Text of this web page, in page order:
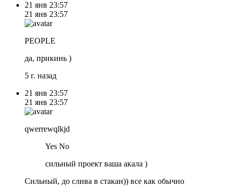
21 янв 23:57
21 янв 23:57
PEOPLE
да, прикинь )
5 г. назад
21 янв 23:57
21 янв 23:57
qwerrewqlkjd
Yes No
сильный проект ваша акала )
Сильный, до слива в стакан)) все как обычно